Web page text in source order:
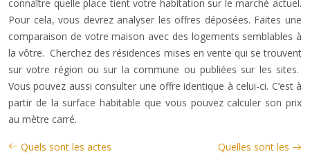
connaître quelle place tient votre habitation sur le marché actuel.
Pour cela, vous devrez analyser les offres déposées. Faites une
comparaison de votre maison avec des logements semblables à
la vôtre. Cherchez des résidences mises en vente qui se trouvent
sur votre région ou sur la commune ou publiées sur les sites.
Vous pouvez aussi consulter une offre identique à celui-ci. C’est à
partir de la surface habitable que vous pouvez calculer son prix
au mètre carré.
Quels sont les actes
Quelles sont les